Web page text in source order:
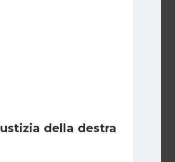
della destra